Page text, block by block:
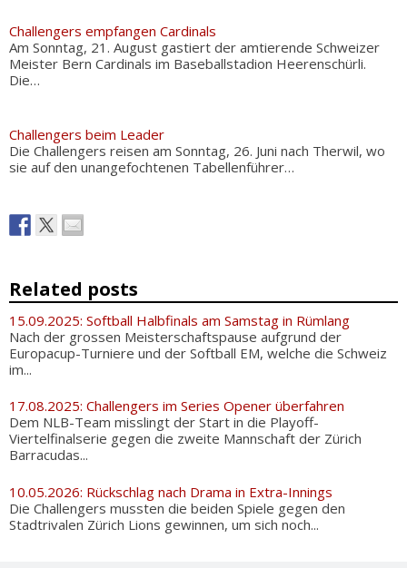
Challengers empfangen Cardinals
Am Sonntag, 21. August gastiert der amtierende Schweizer
Meister Bern Cardinals im Baseballstadion Heerenschürli.
Die…
Challengers beim Leader
Die Challengers reisen am Sonntag, 26. Juni nach Therwil, wo
sie auf den unangefochtenen Tabellenführer…
Related posts
15.09.2025: Softball Halbfinals am Samstag in Rümlang
Nach der grossen Meisterschaftspause aufgrund der
Europacup-Turniere und der Softball EM, welche die Schweiz
im...
17.08.2025: Challengers im Series Opener überfahren
Dem NLB-Team misslingt der Start in die Playoff-
Viertelfinalserie gegen die zweite Mannschaft der Zürich
Barracudas...
10.05.2026: Rückschlag nach Drama in Extra-Innings
Die Challengers mussten die beiden Spiele gegen den
Stadtrivalen Zürich Lions gewinnen, um sich noch...